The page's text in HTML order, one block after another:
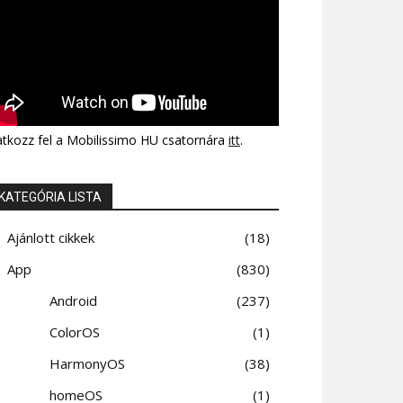
fel a Mobilissimo HU csatornára itt.
LISTA
Ajánlott cikkek
18
App
830
Android
237
ColorOS
1
HarmonyOS
38
homeOS
1